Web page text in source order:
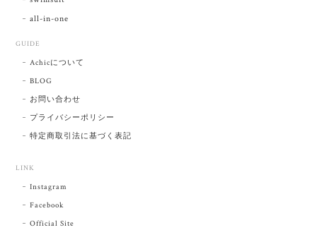
all-in-one
GUIDE
Achicについて
BLOG
お問い合わせ
プライバシーポリシー
特定商取引法に基づく表記
LINK
Instagram
Facebook
Official Site